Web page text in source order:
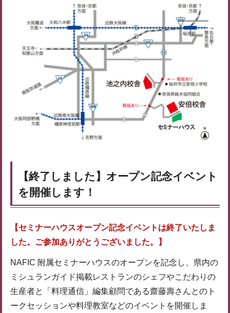
【終了しました】オープン記念イベント
を開催します！
【セミナーハウスオープン記念イベントは終了いたしま
した。ご参加ありがとうございました。】
NAFIC 附属セミナーハウスのオープンを記念し、県内の
ミシュランガイド掲載レストランのシェフやこだわりの
生産者と「料理通信」編集顧問である齋藤壽さんとのト
ークセッションや料理教室などのイベントを開催しま